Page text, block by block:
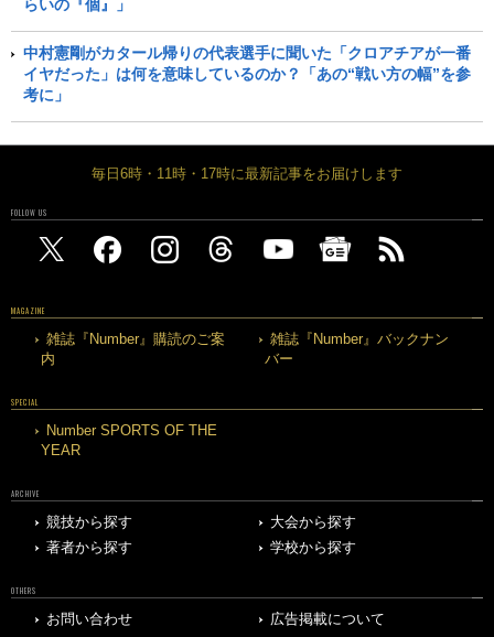
らいの『個』」
中村憲剛がカタール帰りの代表選手に聞いた「クロアチアが一番
イヤだった」は何を意味しているのか？「あの“戦い方の幅”を参
考に」
毎日6時・11時・17時に最新記事をお届けします
FOLLOW US
MAGAZINE
雑誌『Number』購読のご案
内
雑誌『Number』バックナン
バー
SPECIAL
Number SPORTS OF THE
YEAR
ARCHIVE
競技から探す
大会から探す
著者から探す
学校から探す
OTHERS
お問い合わせ 広告掲載について